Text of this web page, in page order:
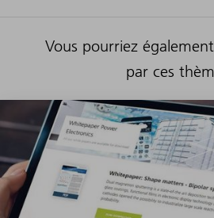
Vous pourriez
par ces